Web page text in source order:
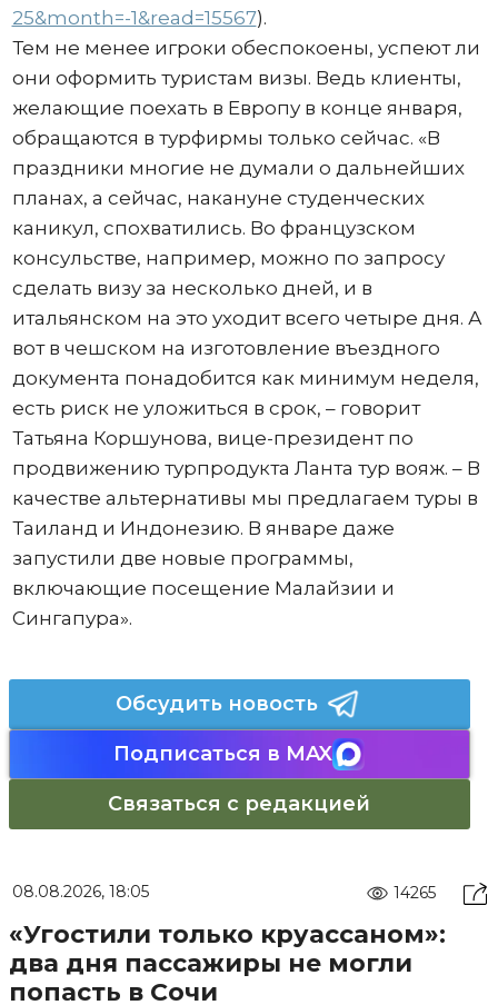
25&month=-1&read=15567).
Тем не менее игроки обеспокоены, успеют ли
они оформить туристам визы. Ведь клиенты,
желающие поехать в Европу в конце января,
обращаются в турфирмы только сейчас. «В
праздники многие не думали о дальнейших
планах, а сейчас, накануне студенческих
каникул, спохватились. Во французском
консульстве, например, можно по запросу
сделать визу за несколько дней, и в
итальянском на это уходит всего четыре дня. А
вот в чешском на изготовление въездного
документа понадобится как минимум неделя,
есть риск не уложиться в срок, – говорит
Татьяна Коршунова, вице-президент по
продвижению турпродукта Ланта тур вояж. – В
качестве альтернативы мы предлагаем туры в
Таиланд и Индонезию. В январе даже
запустили две новые программы,
включающие посещение Малайзии и
Сингапура».
Обсудить новость
Подписаться в MAX
Связаться с редакцией
08.08.2026, 18:05 14265
«Угостили только круассаном»:
два дня пассажиры не могли
попасть в Сочи